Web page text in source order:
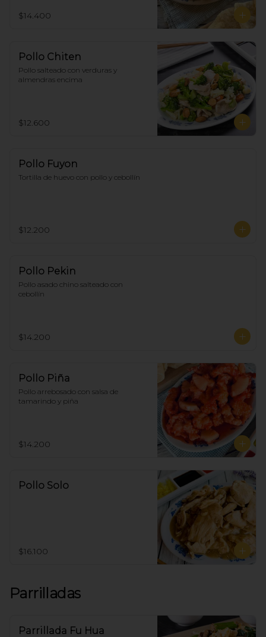
$14.400
Pollo Chiten
Pollo salteado con verduras y
almendras encima
$12.600
Pollo Fuyon
Tortilla de huevo con pollo y cebollín
$12.200
Pollo Pekin
Pollo asado chino salteado con
cebollín
$14.200
Pollo Piña
Pollo arrebosado con salsa de
tamarindo y piña
$14.200
Pollo Solo
$16.100
Parrilladas
Parrillada Fu Hua